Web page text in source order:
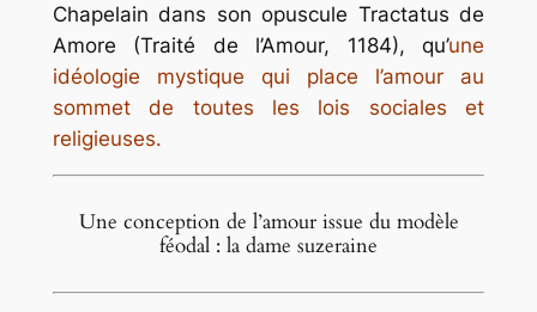
Chapelain dans son opuscule Tractatus de
Amore (Traité de l’Amour, 1184), qu’une
idéologie mystique qui place l’amour au
sommet de toutes les lois sociales et
religieuses.
Une conception de l’amour issue du modèle
féodal : la dame suzeraine